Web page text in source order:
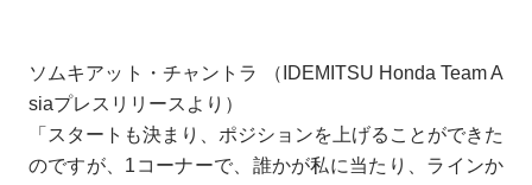
ソムキアット・チャントラ （IDEMITSU Honda Team A
siaプレスリリースより）
「スタートも決まり、ポジションを上げることができた
のですが、1コーナーで、誰かが私に当たり、ラインか